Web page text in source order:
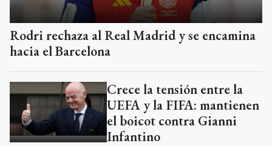
Rodri rechaza al Real Madrid y se encamina
hacia el Barcelona
Crece la tensión entre la
UEFA y la FIFA: mantienen
el boicot contra Gianni
Infantino